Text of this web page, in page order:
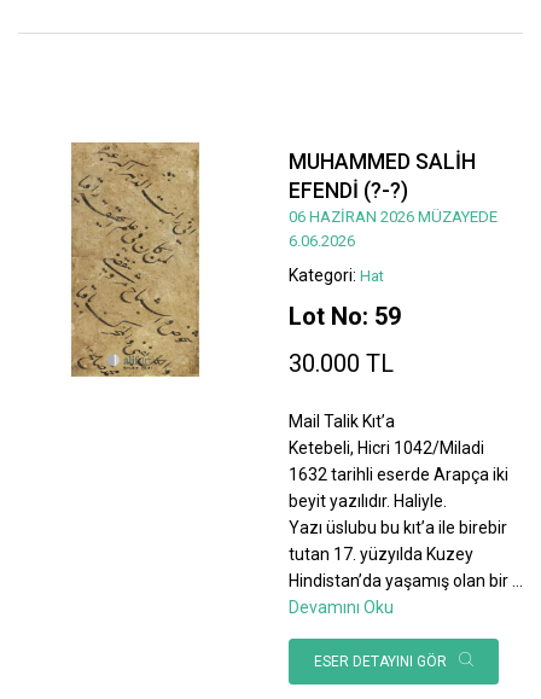
MUHAMMED SALİH
EFENDİ (?-?)
06 HAZİRAN 2026 MÜZAYEDE
6.06.2026
Kategori: Hat
Lot No: 59
30.000 TL
Mail Talik Kıt’a
Ketebeli, Hicri 1042/Miladi
1632 tarihli eserde Arapça iki
beyit yazılıdır. Haliyle.
Yazı üslubu bu kıt’a ile birebir
tutan 17. yüzyılda Kuzey
Hindistan’da yaşamış olan bir
Devamını Oku
ESER DETAYINI GÖR